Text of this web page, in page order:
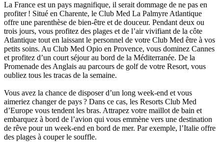
La France est un pays magnifique, il serait dommage de ne pas en
profiter ! Situé en Charente, le Club Med La Palmyre Atlantique
offre une parenthèse de bien-être et de douceur. Pendant deux ou
trois jours, vous profitez des plages et de l’air vivifiant de la côte
Atlantique tout en laissant le personnel de votre Club Med être à vos
petits soins. Au Club Med Opio en Provence, vous dominez Cannes
et profitez d’un court séjour au bord de la Méditerranée. De la
Promenade des Anglais au parcours de golf de votre Resort, vous
oubliez tous les tracas de la semaine.
Vous avez la chance de disposer d’un long week-end et vous
aimeriez changer de pays ? Dans ce cas, les Resorts Club Med
d’Europe vous tendent les bras. Attrapez votre maillot de bain et
embarquez à bord de l’avion qui vous emmène vers une destination
de rêve pour un week-end en bord de mer. Par exemple, l’Italie offre
des plages à couper le souffle.